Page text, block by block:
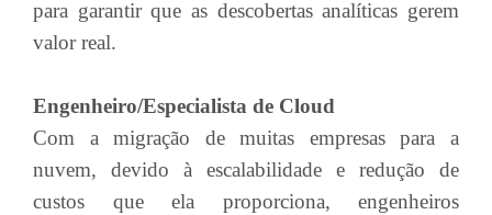
para garantir que as descobertas analíticas gerem
valor real.
Engenheiro/Especialista de Cloud
Com a migração de muitas empresas para a
nuvem, devido à escalabilidade e redução de
custos que ela proporciona, engenheiros